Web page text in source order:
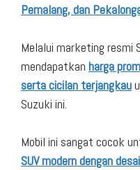
Pemalang, dan
Melalui marketing resmi
mendapatkan harga
serta cicilan terjangkau
Suzuki ini.
Mobil ini sangat cocok
SUV modern dengan